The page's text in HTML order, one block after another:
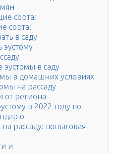
сорта:
сорта:
в саду
эустому
в саду
в домашних условиях
на рассаду
от региона
в 2022 году по
на рассаду: пошаговая
и